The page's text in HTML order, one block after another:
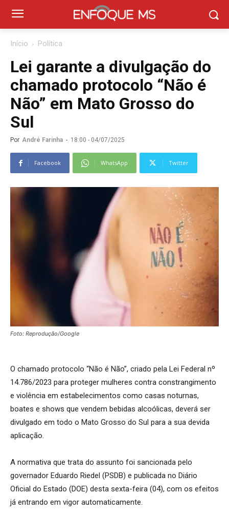
Início Política
Lei garante a divulgação do
chamado protocolo “Não é
Não” em Mato Grosso do
Sul
Por André Farinha - 18:00 - 04/07/2025
Facebook WhatsApp Twitter
Foto: Reprodução/Google
O chamado protocolo “Não é Não”, criado pela Lei Federal nº
14.786/2023 para proteger mulheres contra constrangimento
e violência em estabelecimentos como casas noturnas,
boates e shows que vendem bebidas alcoólicas, deverá ser
divulgado em todo o Mato Grosso do Sul para a sua devida
aplicação.
A normativa que trata do assunto foi sancionada pelo
governador Eduardo Riedel (PSDB) e publicada no Diário
Oficial do Estado (DOE) desta sexta-feira (04), com os efeitos
já entrando em vigor automaticamente.